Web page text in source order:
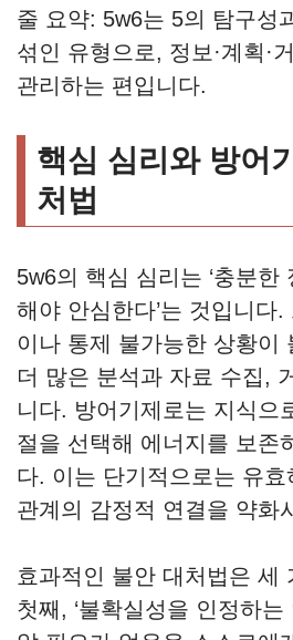
줄 요약: 5w6는 5의 탐구성
섞인 유형으로, 정보·계획·
관리하는 편입니다.
핵심 심리와 방어
처법
5w6의 핵심 심리는 ‘충분한
해야 안심한다’는 것입니다
이나 통제 불가능한 상황이
더 많은 분석과 자료 수집,
니다. 방어기제로는 지식으
절을 선택해 에너지를 보존
다. 이는 단기적으로는 유
관계의 감정적 연결을 약화
효과적인 불안 대처법은 세
첫째, ‘불확실성을 인정하